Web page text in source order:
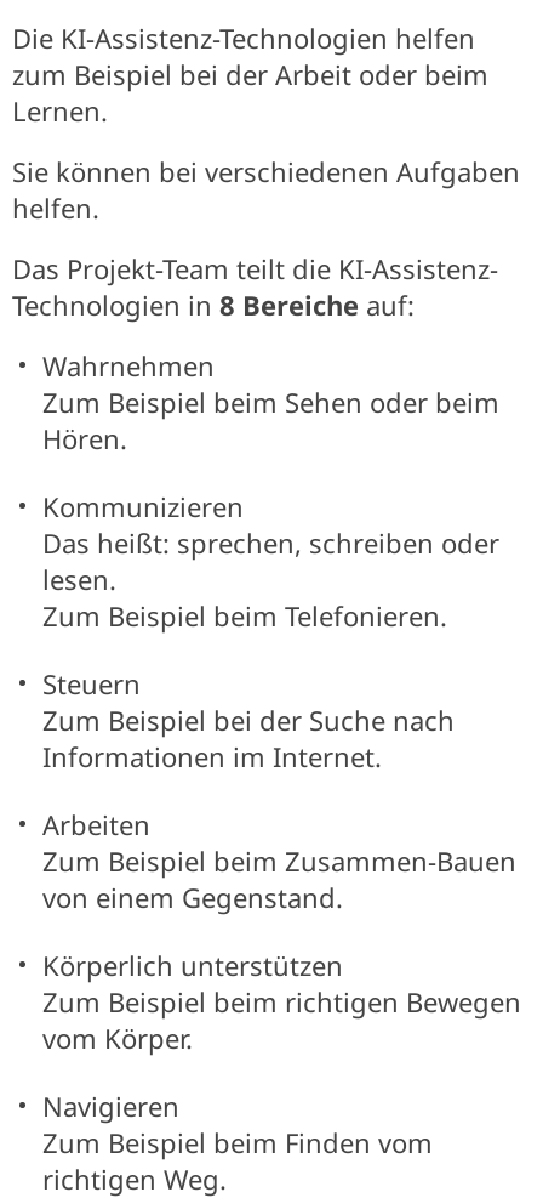
Die KI-Assistenz-Technologien helfen
zum Beispiel bei der Arbeit oder beim
Lernen.
Sie können bei verschiedenen Aufgaben
helfen.
Das Projekt-Team teilt die KI-Assistenz-
Technologien in 8 Bereiche auf:
Wahrnehmen
Zum Beispiel beim Sehen oder beim
Hören.
Kommunizieren
Das heißt: sprechen, schreiben oder
lesen.
Zum Beispiel beim Telefonieren.
Steuern
Zum Beispiel bei der Suche nach
Informationen im Internet.
Arbeiten
Zum Beispiel beim Zusammen-Bauen
von einem Gegenstand.
Körperlich unterstützen
Zum Beispiel beim richtigen Bewegen
vom Körper.
Navigieren
Zum Beispiel beim Finden vom
richtigen Weg.